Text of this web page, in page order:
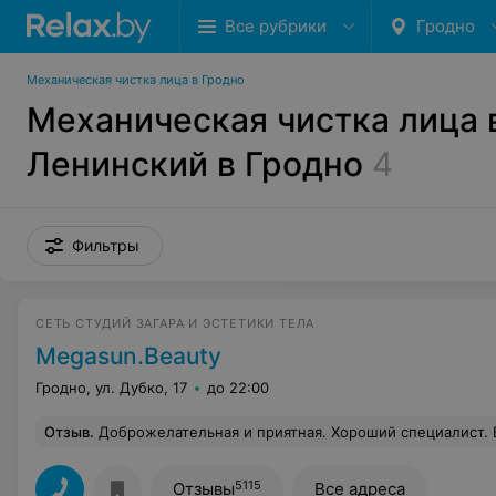
Все рубрики Гродно
Механическая чистка лица в Гродно
Механическая чистка лица
Ленинский в Гродно 4
Фильтры
СЕТЬ СТУДИЙ ЗАГАРА И ЭСТЕТИКИ ТЕЛА
Megasun.Beauty
Гродно, ул. Дубко, 17 до 22:00
Отзыв. Доброжелательная и приятная. Хороший специалист. Все
Отзывы5115 Все адреса